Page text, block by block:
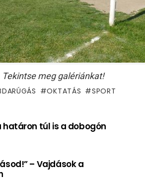
Tekintse meg galériánkat!
OKTATÁS SPORT
határon túl is a dobogón
– Vajdások a